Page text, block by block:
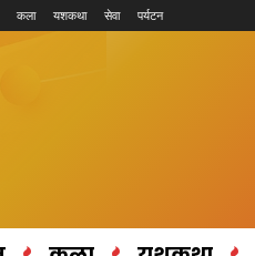
कला यशकथा सेवा पर्यटन